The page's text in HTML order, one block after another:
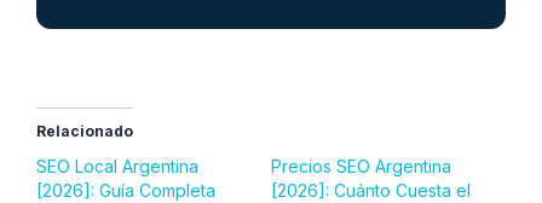
Relacionado
SEO Local Argentina
[2026]: Guía Completa
Precios SEO Argentina
[2026]: Cuánto Cuesta el